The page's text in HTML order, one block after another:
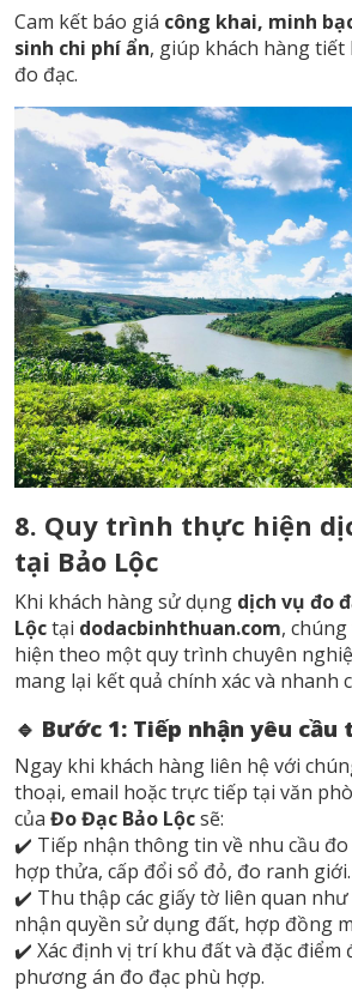
Cam kết báo giá công khai, minh
sinh chi phí ẩn, giúp khách hàng
đo đạc.
8. Quy trình thực hiện
tại Bảo Lộc
Khi khách hàng sử dụng dịch vụ đo
Lộctại dodacbinhthuan.com,
hiện theo một quy trình chuyên
mang lại kết quả chính xác và nhanh
🔹 Bước 1: Tiếp nhận yêu
Ngay khi khách hàng liên hệ với
thoại, email hoặc trực tiếp tại văn
của Đo Đạc Bảo Lộcsẽ:
✔️ Tiếp nhận thông tin về nhu cầu đo
hợp thửa, cấp đổi sổ đỏ, đo ranh
✔️ Thu thập các giấy tờ liên quan
nhận quyền sử dụng đất, hợp đồng
✔️ Xác định vị trí khu đất và đặc điểm
phương án đo đạc phù hợp.